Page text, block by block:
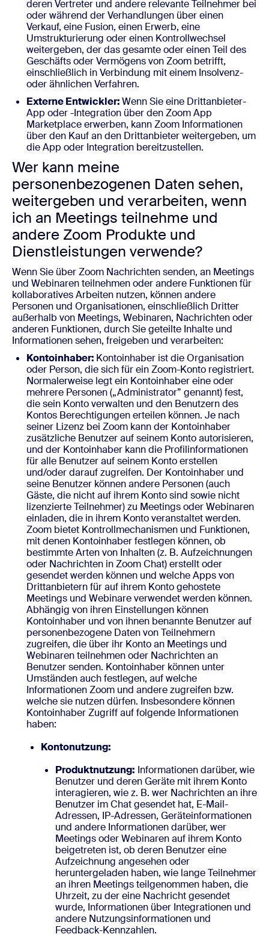
deren Vertreter und andere relevante Teilnehmer bei
oder während der Verhandlungen über einen
Verkauf, eine Fusion, einen Erwerb, eine
Umstrukturierung oder einen Kontrollwechsel
weitergeben, der das gesamte oder einen Teil des
Geschäfts oder Vermögens von Zoom betrifft,
einschließlich in Verbindung mit einem Insolvenz-
oder ähnlichen Verfahren.
Externe Entwickler:Wenn Sie eine Drittanbieter-
App oder -Integration über den Zoom App
Marketplace erwerben, kann Zoom Informationen
über den Kauf an den Drittanbieter weitergeben, um
die App oder Integration bereitzustellen.
Wer kann meine
personenbezogenen Daten sehen,
weitergeben und verarbeiten, wenn
ich an Meetings teilnehme und
andere Zoom Produkte und
Dienstleistungen verwende?
Wenn Sie über Zoom Nachrichten senden, an Meetings
und Webinaren teilnehmen oder andere Funktionen für
kollaboratives Arbeiten nutzen, können andere
Personen und Organisationen, einschließlich Dritter
außerhalb von Meetings, Webinaren, Nachrichten oder
anderen Funktionen, durch Sie geteilte Inhalte und
Informationen sehen, freigeben und verarbeiten:
Kontoinhaber: Kontoinhaber ist die Organisation
oder Person, die sich für ein Zoom-Konto registriert.
Normalerweise legt ein Kontoinhaber eine oder
mehrere Personen („Administrator” genannt) fest,
die sein Konto verwalten und den Benutzern des
Kontos Berechtigungen erteilen können. Je nach
seiner Lizenz bei Zoom kann der Kontoinhaber
zusätzliche Benutzer auf seinem Konto autorisieren,
und der Kontoinhaber kann die Profilinformationen
für alle Benutzer auf seinem Konto erstellen
und/oder darauf zugreifen. Der Kontoinhaber und
seine Benutzer können andere Personen (auch
Gäste, die nicht auf ihrem Konto sind sowie nicht
lizenzierte Teilnehmer) zu Meetings oder Webinaren
einladen, die in ihrem Konto veranstaltet werden.
Zoom bietet Kontrollmechanismen und Funktionen,
mit denen Kontoinhaber festlegen können, ob
bestimmte Arten von Inhalten (z. B. Aufzeichnungen
oder Nachrichten in Zoom Chat) erstellt oder
gesendet werden können und welche Apps von
Drittanbietern für auf ihrem Konto gehostete
Meetings und Webinare verwendet werden können.
Abhängig von ihren Einstellungen können
Kontoinhaber und von ihnen benannte Benutzer auf
personenbezogene Daten von Teilnehmern
zugreifen, die über ihr Konto an Meetings und
Webinaren teilnehmen oder Nachrichten an
Benutzer senden. Kontoinhaber können unter
Umständen auch festlegen, auf welche
Informationen Zoom und andere zugreifen bzw.
welche sie nutzen dürfen. Insbesondere können
Kontoinhaber Zugriff auf folgende Informationen
haben:
Kontonutzung:
Produktnutzung: Informationen darüber, wie
Benutzer und deren Geräte mit ihrem Konto
interagieren, wie z. B. wer Nachrichten an ihre
Benutzer im Chat gesendet hat, E-Mail-
Adressen, IP-Adressen, Geräteinformationen
und andere Informationen darüber, wer
Meetings oder Webinaren auf ihrem Konto
beigetreten ist, ob deren Benutzer eine
Aufzeichnung angesehen oder
heruntergeladen haben, wie lange Teilnehmer
an ihren Meetings teilgenommen haben, die
Uhrzeit, zu der eine Nachricht gesendet
wurde, Informationen über Integrationen und
andere Nutzungsinformationen und
Feedback-Kennzahlen.